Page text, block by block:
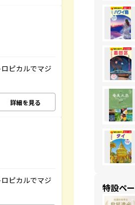
ピカルでマジ
詳細を見る
ピカルでマジ
特設ペ